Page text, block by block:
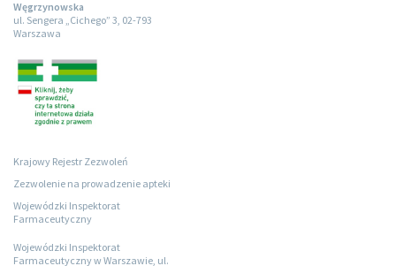
Węgrzynowska
ul. Sengera „Cichego” 3, 02-793
Warszawa
Krajowy Rejestr Zezwoleń
Zezwolenie na prowadzenie apteki
Wojewódzki Inspektorat
Farmaceutyczny
Wojewódzki Inspektorat
Farmaceutyczny w Warszawie, ul.